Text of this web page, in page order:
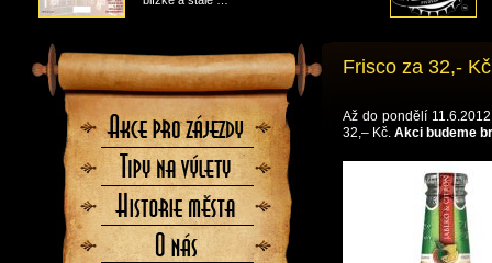
Frisco za 32,- Kč
Až do pondělí
32,– Kč. Akci budeme
Akce
pro
zájezdy
Tipy